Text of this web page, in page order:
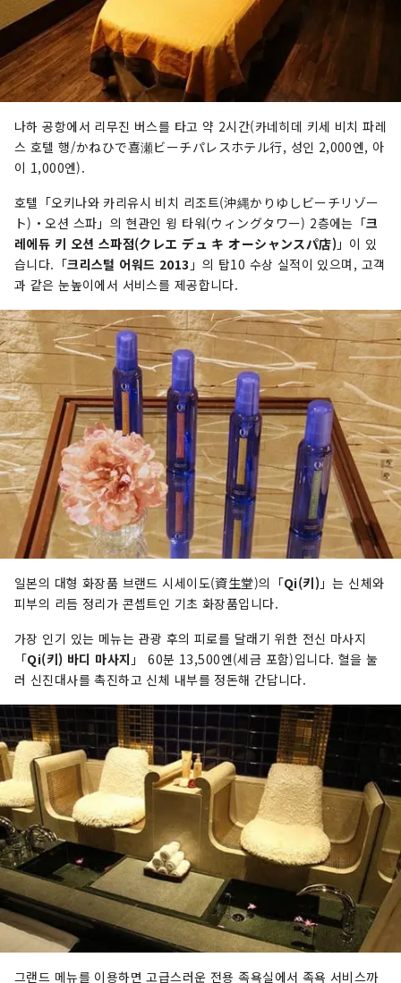
나하 공항에서 리무진 버스를 타고 약 2시간(카네히데 키세 비치 파레
스 호텔 행/かねひで喜瀬ビーチパレスホテル行, 성인 2,000엔, 아
이 1,000엔).
호텔「오키나와 카리유시 비치 리조트(沖縄かりゆしビーチリゾー
ト)・오션 스파」의 현관인 윙 타워(ウィングタワー) 2층에는「크
레에듀 키 오션 스파점(クレエ デュ キ オーシャンスパ店) 」이 있
습니다.「크리스털 어워드 2013 」의 탑10 수상 실적이 있으며, 고객
과 같은 눈높이에서 서비스를 제공합니다.
일본의 대형 화장품 브랜드 시세이도(資生堂)의「Qi(키) 」는 신체와
피부의 리듬 정리가 콘셉트인 기초 화장품입니다.
가장 인기 있는 메뉴는 관광 후의 피로를 달래기 위한 전신 마사지
「Qi(키) 바디 마사지 」 60분 13,500엔(세금 포함)입니다. 혈을 눌
러 신진대사를 촉진하고 신체 내부를 정돈해 간답니다.
그랜드 메뉴를 이용하면 고급스러운 전용 족욕실에서 족욕 서비스까